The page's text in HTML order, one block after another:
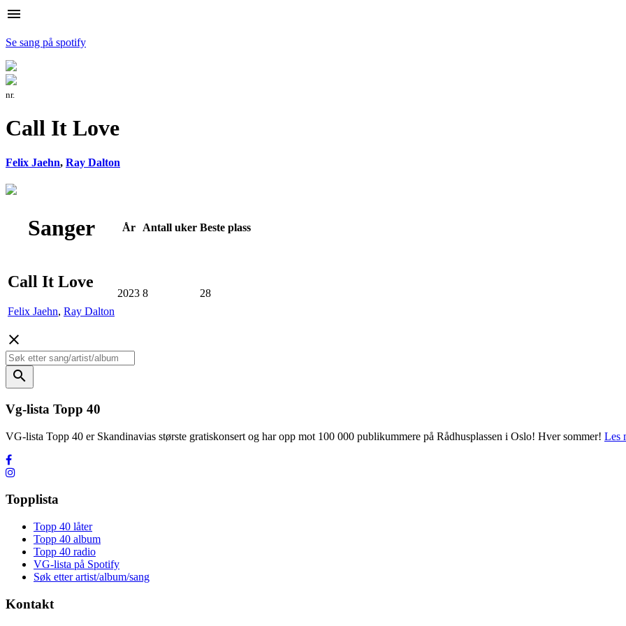
menu
Se sang på spotify
nr.
Call It Love
Felix Jaehn, Ray Dalton
Sanger År Antall uker Beste plass
Call It Love
Felix Jaehn, Ray Dalton
2023 8 28
close
search
Vg-lista Topp 40
VG-lista Topp 40 er Skandinavias største gratiskonsert og har opp mot 100 000 publikummere på Rådhusplassen i Oslo! Hver sommer! Les
Topplista
Topp 40 låter
Topp 40 album
Topp 40 radio
VG-lista på Spotify
Søk etter artist/album/sang
Kontakt